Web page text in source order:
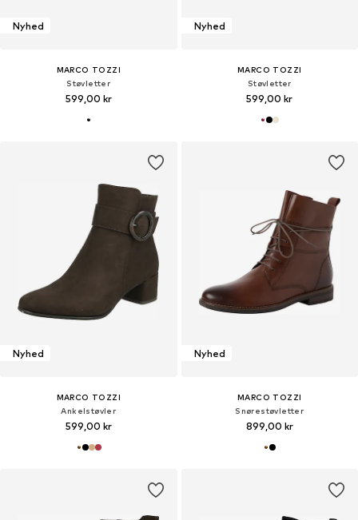
Nyhed
MARCO TOZZI
Støvletter
599,00 kr
Nyhed
MARCO TOZZI
Støvletter
599,00 kr
Nyhed
MARCO TOZZI
Ankelstøvler
599,00 kr
Nyhed
MARCO TOZZI
Snørestøvletter
899,00 kr